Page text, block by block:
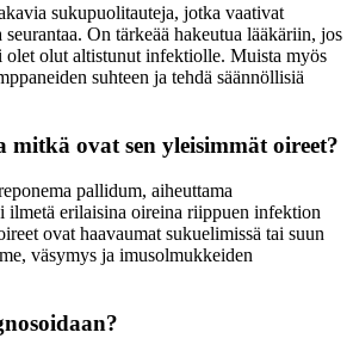
sukupuolitauteja, jotka vaativat
On tärkeää hakeutua lääkäriin, jos
olet olut altistunut infektiolle. Muista myös
suhteen ja tehdä säännöllisiä
ovat sen yleisimmät oireet?
pallidum, aiheuttama
ilmetä erilaisina oireina riippuen infektion
ovat haavaumat sukuelimissä tai suun
väsymys ja imusolmukkeiden